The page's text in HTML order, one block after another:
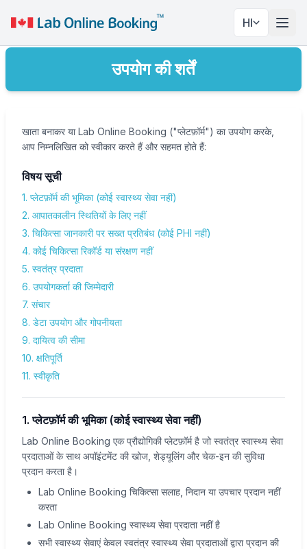
HI
उपयोग की शर्तें
खाता बनाकर या Lab Online Booking ("प्लेटफ़ॉर्म") का उपयोग करके,
आप निम्नलिखित को स्वीकार करते हैं और सहमत होते हैं:
विषय सूची
1. प्लेटफ़ॉर्म की भूमिका (कोई स्वास्थ्य सेवा नहीं)
2. आपातकालीन स्थितियों के लिए नहीं
3. चिकित्सा जानकारी पर सख्त प्रतिबंध (कोई PHI नहीं)
4. कोई चिकित्सा रिकॉर्ड या संरक्षण नहीं
5. स्वतंत्र प्रदाता
6. उपयोगकर्ता की जिम्मेदारी
7. संचार
8. डेटा उपयोग और गोपनीयता
9. दायित्व की सीमा
10. क्षतिपूर्ति
11. स्वीकृति
1. प्लेटफ़ॉर्म की भूमिका (कोई स्वास्थ्य सेवा नहीं)
Lab Online Booking एक प्रौद्योगिकी प्लेटफ़ॉर्म है जो स्वतंत्र स्वास्थ्य सेवा
प्रदाताओं के साथ अपॉइंटमेंट की खोज, शेड्यूलिंग और चेक-इन की सुविधा
प्रदान करता है।
Lab Online Booking चिकित्सा सलाह, निदान या उपचार प्रदान नहीं
करता
Lab Online Booking स्वास्थ्य सेवा प्रदाता नहीं है
सभी स्वास्थ्य सेवाएं केवल स्वतंत्र स्वास्थ्य सेवा प्रदाताओं द्वारा प्रदान की